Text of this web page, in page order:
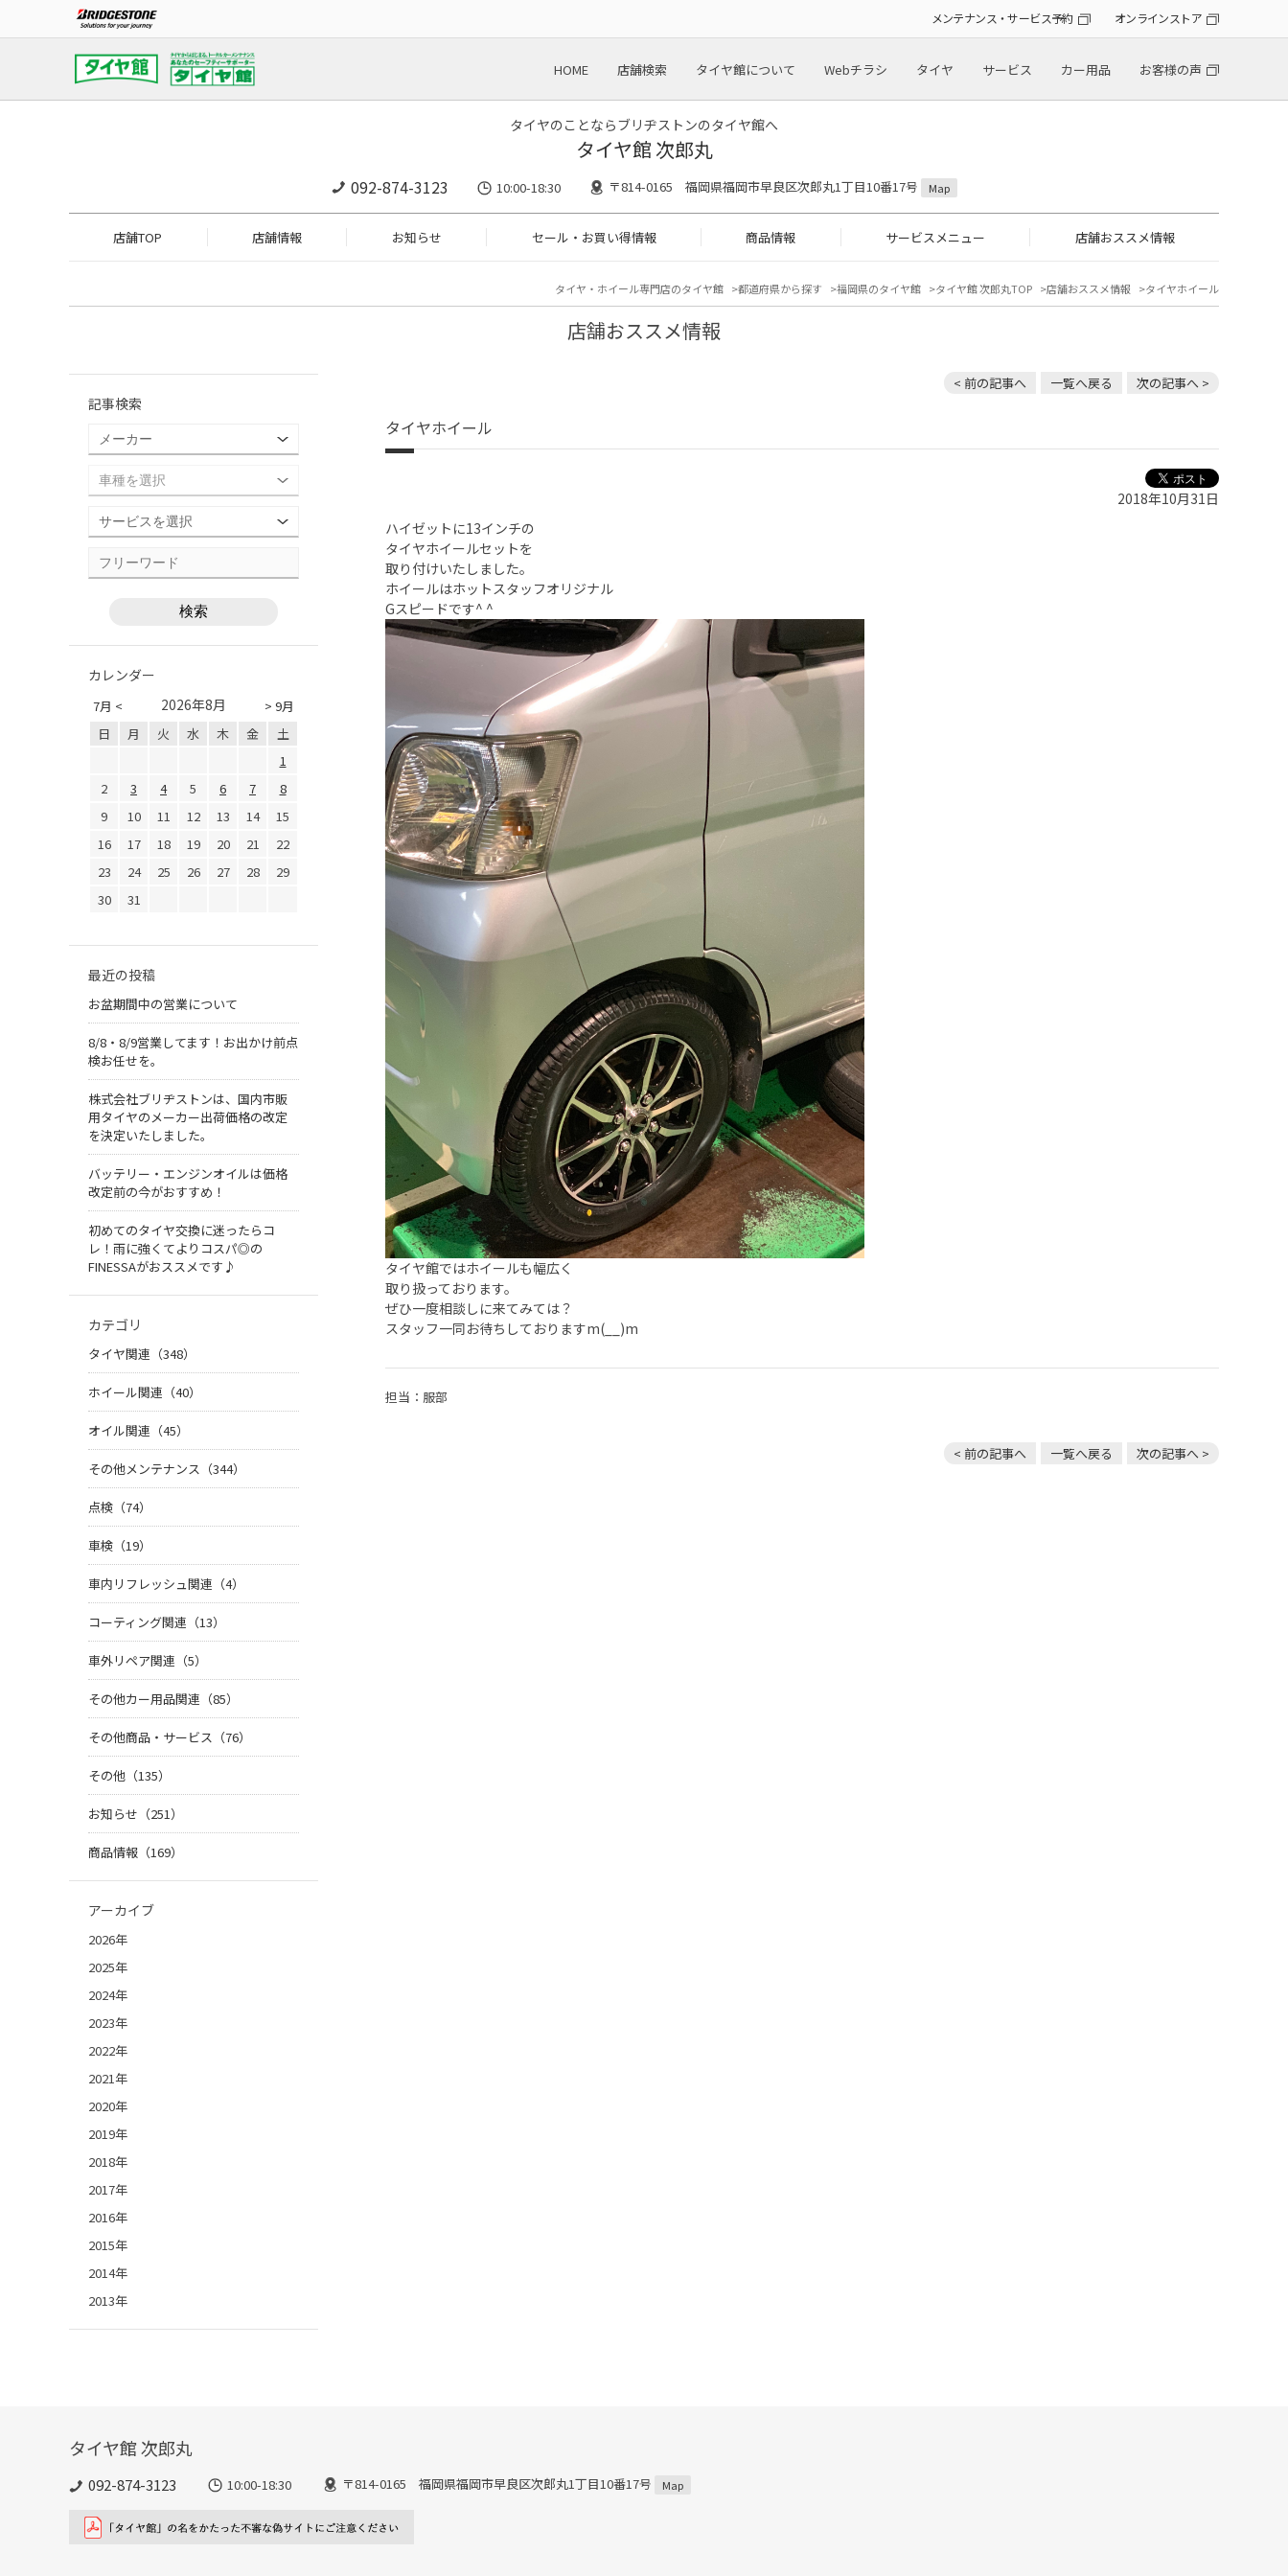
メンテナンス・サービス予約 オンラインストア
HOME 店舗検索 タイヤ館について Webチラシ タイヤ サービス カー用品 お客様の声
タイヤのことならブリヂストンのタイヤ館へ
タイヤ館 次郎丸
092-874-3123 10:00-18:30 〒814-0165 福岡県福岡市早良区次郎丸1丁目10番17号 Map
店舗TOP 店舗情報 お知らせ セール・お買い得情報 商品情報 サービスメニュー 店舗おススメ情報
タイヤ・ホイール専門店のタイヤ館 都道府県から探す 福岡県のタイヤ館 タイヤ館 次郎丸TOP 店舗おススメ情報 タイヤホイール
店舗おススメ情報
< 前の記事へ 一覧へ戻る 次の記事へ >
タイヤホイール
2018年10月31日
ハイゼットに13インチの
タイヤホイールセットを
取り付けいたしました。
ホイールはホットスタッフオリジナル
Gスピードです^ ^
タイヤ館ではホイールも幅広く
取り扱っております。
ぜひ一度相談しに来てみては？
スタッフ一同お待ちしておりますm(__)m
担当：服部
< 前の記事へ 一覧へ戻る 次の記事へ >
記事検索
カレンダー
7月 < > 9月
2026年8月
日 月 火 水 木 金
土
1
2
3 4 5 6 7
8
9
10 11 12 13 14
15
16
17 18 19 20 21
22
23
24 25 26 27 28
29
30
31
最近の投稿
お盆期間中の営業について
8/8・8/9営業してます！お出かけ前点
検お任せを。
株式会社ブリヂストンは、国内市販
用タイヤのメーカー出荷価格の改定
を決定いたしました。
バッテリー・エンジンオイルは価格
改定前の今がおすすめ！
初めてのタイヤ交換に迷ったらコ
レ！雨に強くてよりコスパ◎の
FINESSAがおススメです♪
カテゴリ
タイヤ関連（348）
ホイール関連（40）
オイル関連（45）
その他メンテナンス（344）
点検（74）
車検（19）
車内リフレッシュ関連（4）
コーティング関連（13）
車外リペア関連（5）
その他カー用品関連（85）
その他商品・サービス（76）
その他（135）
お知らせ（251）
商品情報（169）
アーカイブ
2026年
2025年
2024年
2023年
2022年
2021年
2020年
2019年
2018年
2017年
2016年
2015年
2014年
2013年
タイヤ館 次郎丸
092-874-3123 10:00-18:30 〒814-0165 福岡県福岡市早良区次郎丸1丁目10番17号 Map